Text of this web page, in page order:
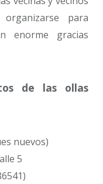
para
enorme gracias
de las ollas
nuevos)
5